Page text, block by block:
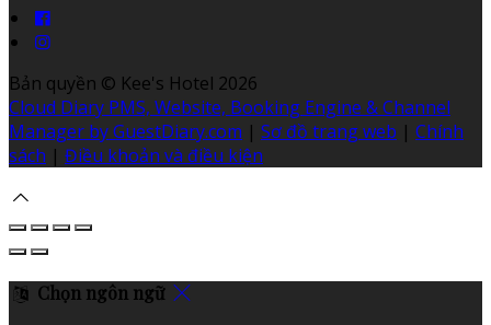
Bản quyền © Kee's Hotel 2026
Cloud Diary PMS, Website, Booking Engine & Channel
Manager by GuestDiary.com | Sơ đồ trang web | Chính
sách | Điều khoản và điều kiện
Chọn ngôn ngữ